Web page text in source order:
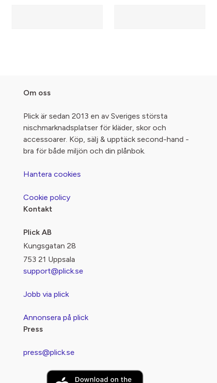
Om oss
Plick är sedan 2013 en av Sveriges största
nischmarknadsplatser för kläder, skor och
accessoarer. Köp, sälj & upptäck second-hand -
bra för både miljön och din plånbok.
Hantera cookies
Cookie policy
Kontakt
Plick AB
Kungsgatan 28
753 21 Uppsala
support@plick.se
Jobb via plick
Annonsera på plick
Press
press@plick.se